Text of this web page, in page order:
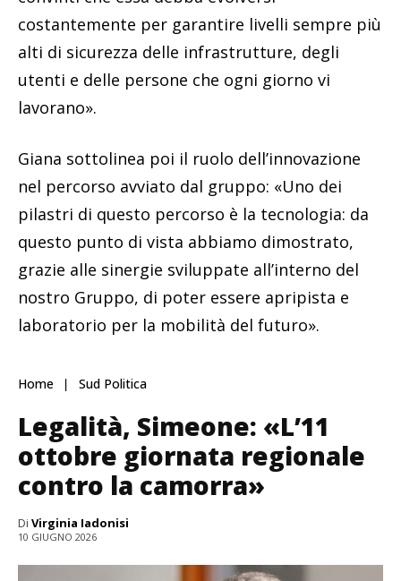
costantemente per garantire livelli sempre più
alti di sicurezza delle infrastrutture, degli
utenti e delle persone che ogni giorno vi
lavorano».
Giana sottolinea poi il ruolo dell’innovazione
nel percorso avviato dal gruppo: «Uno dei
pilastri di questo percorso è la tecnologia: da
questo punto di vista abbiamo dimostrato,
grazie alle sinergie sviluppate all’interno del
nostro Gruppo, di poter essere apripista e
laboratorio per la mobilità del futuro».
Home Sud Politica
Legalità, Simeone: «L’11
ottobre giornata regionale
contro la camorra»
Di Virginia Iadonisi
10 GIUGNO 2026